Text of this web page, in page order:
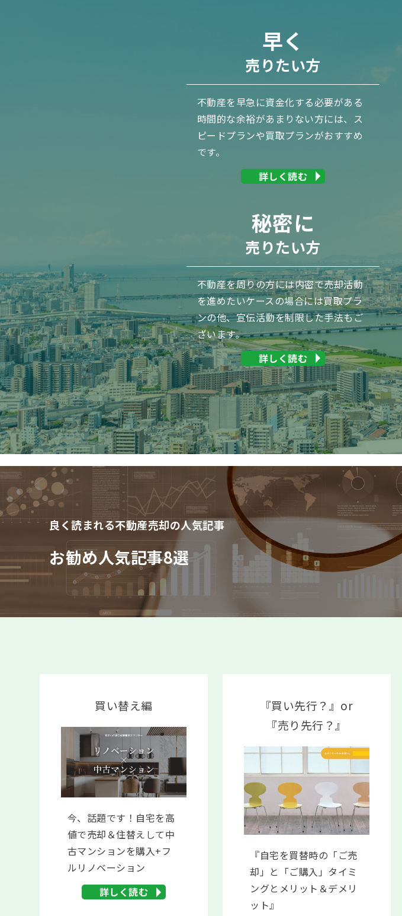
早く
売りたい方
不動産を早急に資金化する必要がある
時間的な余裕があまりない方には、ス
ピードプランや買取プランがおすすめ
です。
詳しく読む
秘密に
売りたい方
不動産を周りの方には内密で売却活動
を進めたいケースの場合には買取プラ
ンの他、宣伝活動を制限した手法もご
ざいます。
詳しく読む
良く読まれる不動産売却の人気記事
お勧め人気記事8選
買い替え編
今、話題です！自宅を高
値で売却＆住替えして中
古マンションを購入+フ
ルリノベーション
詳しく読む
『買い先行？』or
『売り先行？』
『自宅を買替時の「ご売
却」と「ご購入」タイミ
ングとメリット＆デメリ
ット』